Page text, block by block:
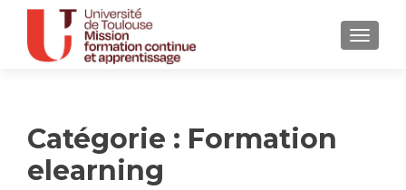
MENU
Catégorie : Formation
elearning